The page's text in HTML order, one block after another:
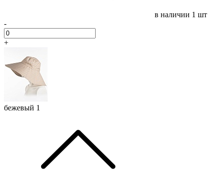
в наличии 1 шт
-
+
бежевый 1